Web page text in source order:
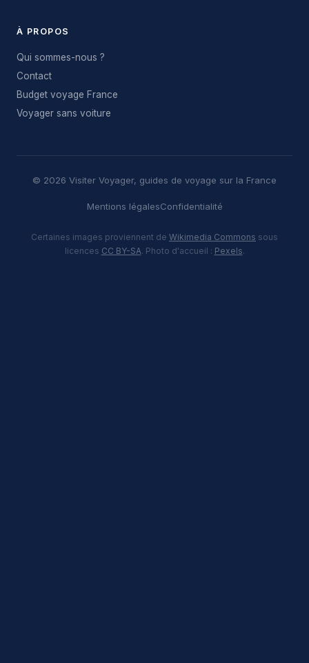
À PROPOS
Qui sommes-nous ?
Contact
Budget voyage France
Voyager sans voiture
© 2026 Visiter Voyager, guides de voyage sur la France
Mentions légalesConfidentialité
Certaines images proviennent de Wikimedia Commons sous
licences CC BY-SA. Photo d'accueil : Pexels.